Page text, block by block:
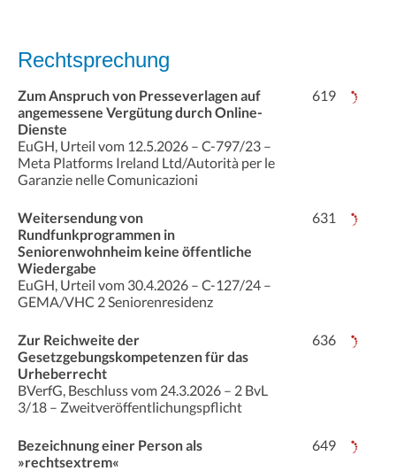
Rechtsprechung
Zum Anspruch von Presseverlagen auf
ange­messene Vergütung durch Online-
Dienste
EuGH, Urteil vom 12.5.2026 – C-797/23 –
Meta Platforms Ireland Ltd/Autorità per le
Garanzie nelle Comunicazioni
619
Weitersendung von
Rundfunkprogrammen in
Seniorenwohnheim keine öffentliche
Wiedergabe
EuGH, Urteil vom 30.4.2026 – C-127/24 –
GEMA/VHC 2 Senioren­residenz
631
Zur Reichweite der
Gesetzgebungskompetenzen für das
Urheberrecht
BVerfG, Beschluss vom 24.3.2026 – 2 BvL
3/18 – Zweitveröffentlichungspflicht
636
Bezeichnung einer Person als
»rechtsextrem«
649